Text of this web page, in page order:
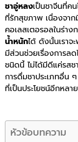
ชาอู่หลงเป็นชาจีนที่ค
ที่รักสุขภาพ เนื่องจา
คอเลสเตอรอลในร่า
น้ำหนักได้ ดังนั้นเราจ
มีส่วนช่วยเรื่องการล
ชนิดนี้ ไม่ได้มีดีแค่รสช
การดื่มชาประเภทอื่น
ที่เป็นประโยชน์อีกหลา
หัวข้อบทความ